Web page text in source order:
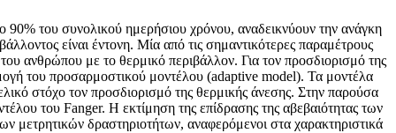
90% του συνολικού ημερήσιου χρόνου, αναδεικνύουν την ανάγκη
είναι έντονη. Μία από τις σημαντικότερες παραμέτρους
ανθρώπου με το θερμικό περιβάλλον. Για τον προσδιορισμό της
του προσαρμοστικού μοντέλου (adaptive model). Τα μοντέλα
στόχο τον προσδιορισμό της θερμικής άνεσης. Στην παρούσα
του Fanger. Η εκτίμηση της επίδρασης της αβεβαιότητας των
μετρητικών δραστηριοτήτων, αναφερόμενοι στα χαρακτηριστικά